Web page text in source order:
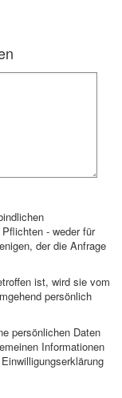
- weder für
der die Anfrage
ist, wird sie vom
persönlich
persönlichen Daten
Informationen